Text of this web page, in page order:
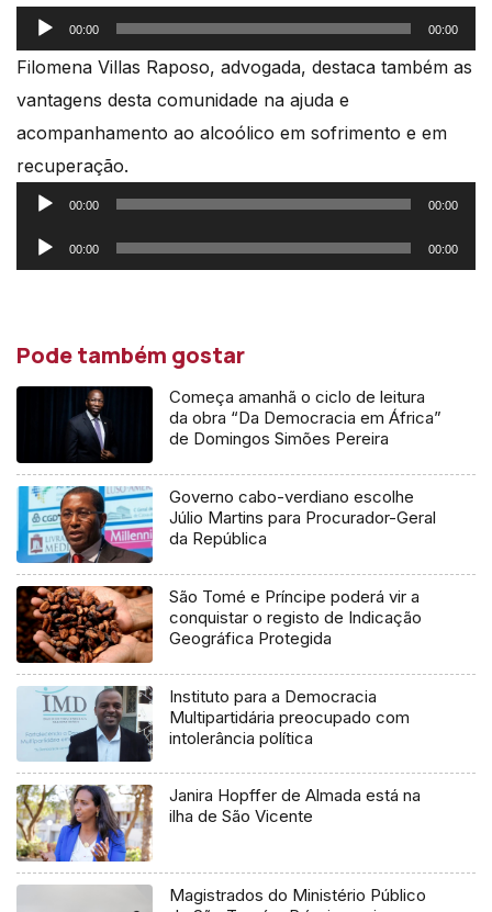
Reprodutor
de
00:00 00:00
Filomena Villas Raposo, advogada, destaca também as
vantagens desta comunidade na ajuda e
acompanhamento ao alcoólico em sofrimento e em
recuperação.
Reprodutor
áudio
00:00 00:00
Reprodutor
de
00:00 00:00
Pode também gostar
Começa amanhã o ciclo de leitura
da obra “Da Democracia em África”
de Domingos Simões Pereira
Governo cabo-verdiano escolhe
Júlio Martins para Procurador-Geral
da República
São Tomé e Príncipe poderá vir a
conquistar o registo de Indicação
Geográfica Protegida
Instituto para a Democracia
Multipartidária preocupado com
intolerância política
Janira Hopffer de Almada está na
ilha de São Vicente
Magistrados do Ministério Público